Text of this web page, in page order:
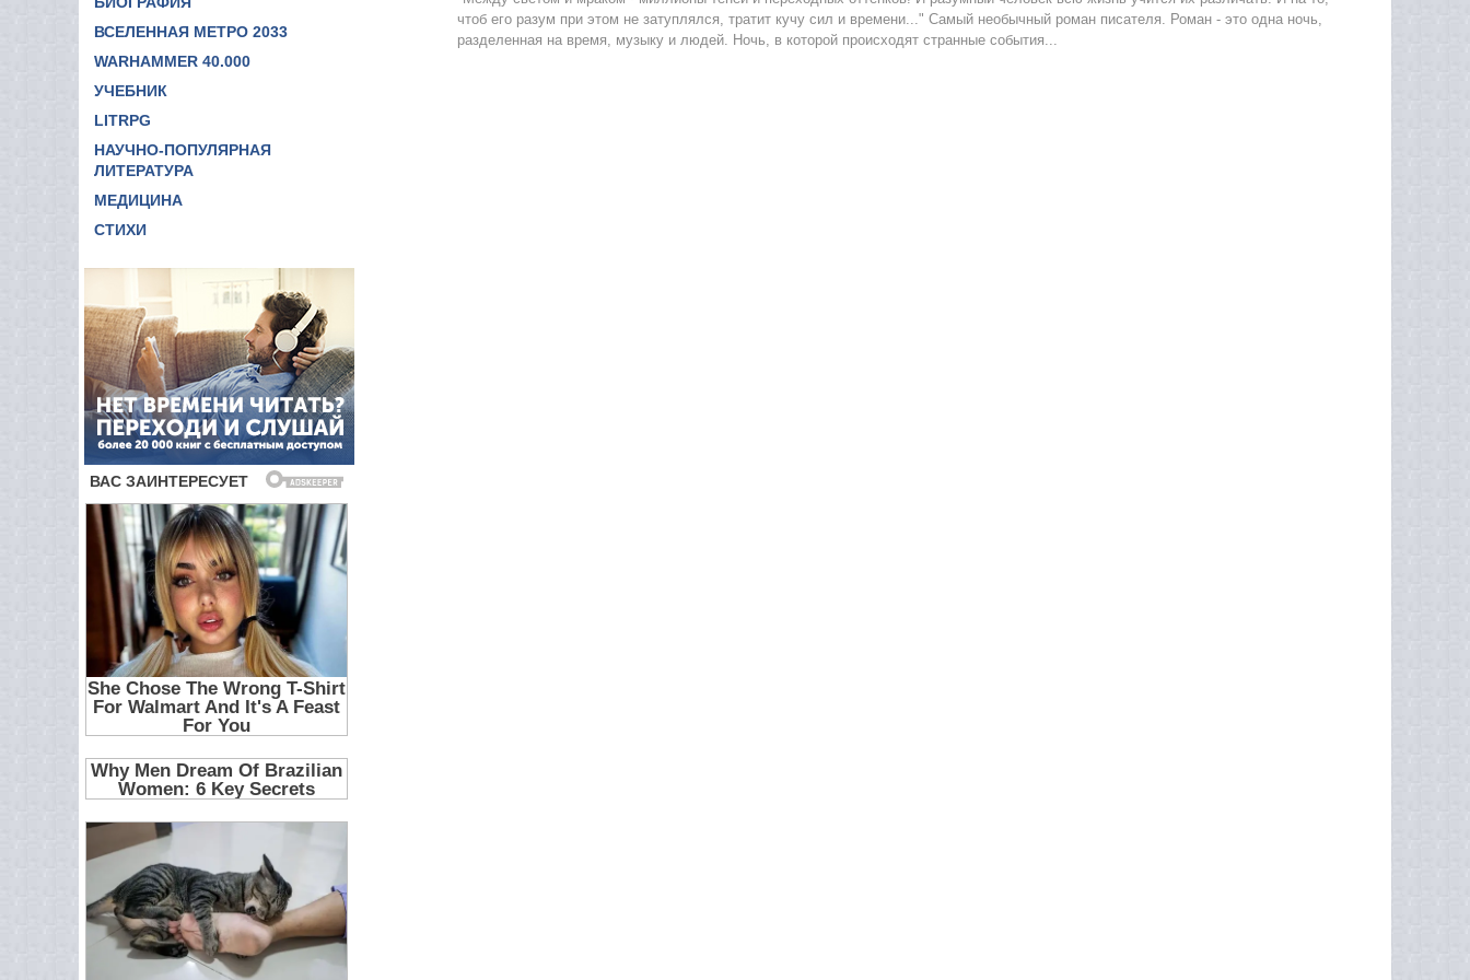
ВСЕЛЕННАЯ МЕТРО 2033
WARHAMMER 40.000
УЧЕБНИК
LITRPG
НАУЧНО-ПОПУЛЯРНАЯ
ЛИТЕРАТУРА
МЕДИЦИНА
СТИХИ
чтоб его разум при этом не затуплялся, тратит кучу сил и времени..." Самый необычный роман писателя. Роман - это одна ночь,
разделенная на время, музыку и людей. Ночь, в которой происходят странные события...